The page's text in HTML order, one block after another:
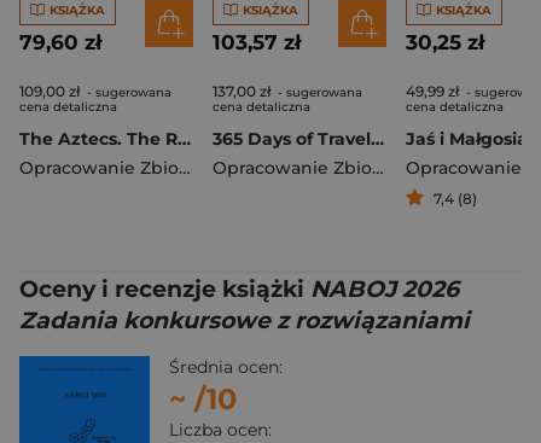
KSIĄŻKA
79,60 zł
109,00 zł - sugerowana
cena detaliczna
The Aztecs. The Rise and Fall of a Mighty Empire
Opracowanie Zbiorowe
KSIĄŻKA
103,57 zł
137,00 zł - sugerowana
cena detaliczna
365 Days of Travel. Lonely Planet
Opracowanie Zbiorowe
KSIĄŻKA
30,25 zł
49,99 zł -
cena detaliczna
Jaś i Małgosia
7,4 (8)
Oceny i recenzje książki NABOJ 2026
Zadania konkursowe z rozwiązaniami
Średnia ocen:
~ /10
Liczba ocen: